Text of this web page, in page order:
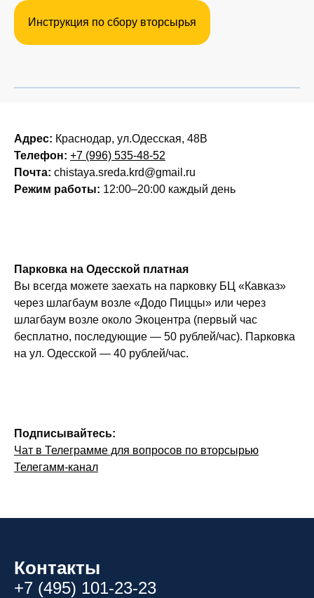
Инструкция по сбору вторсырья
Адрес: Краснодар, ул.Одесская, 48В
Телефон: +7 (996) 535-48-52
Почта: chistaya.sreda.krd@gmail.ru
Режим работы: 12:00–20:00 каждый день
Парковка на Одесской платная
Вы всегда можете заехать на парковку БЦ «Кавказ»
через шлагбаум возле «Додо Пиццы» или через
шлагбаум возле около Экоцентра (первый час
бесплатно, последующие — 50 рублей/час). Парковка
на ул. Одесской — 40 рублей/час.
Подписывайтесь:
Чат в Телеграмме для вопросов по вторсырью
Телегамм-канал
Контакты
+7 (495) 101-23-23